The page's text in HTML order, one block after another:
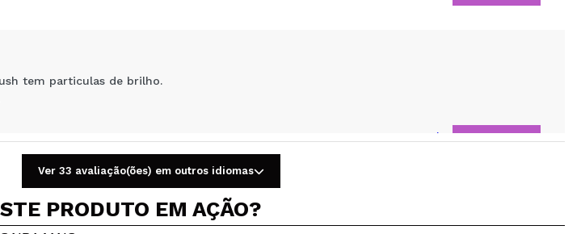
tem particulas de brilho.
años Útil Responder
Ver 33 avaliação(ões) em outros idiomas
PRODUTO EM AÇÃO?